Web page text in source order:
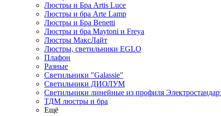
Люстры и Бра Artis Luce
Люстры и бра Arte Lamp
Люстры и Бра Benetti
Люстры и бра Maytoni и Freya
Люстры МаксЛайт
Люстры, светильники EGLO
Плафон
Разные
Светильники "Galassie"
Светильники ДИОЛУМ
Светильники линейные из профиля
ТДМ люстры и бра
Ещё